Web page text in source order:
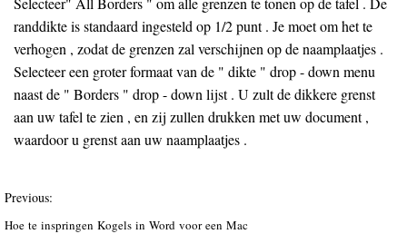
randdikte is standaard ingesteld op 1/2 punt . Je moet om het te
verhogen , zodat de grenzen zal verschijnen op de naamplaatjes .
Selecteer een groter formaat van de " dikte " drop - down menu
naast de " Borders " drop - down lijst . U zult de dikkere grenst
aan uw tafel te zien , en zij zullen drukken met uw document ,
waardoor u grenst aan uw naamplaatjes .
Previous:
Hoe te inspringen Kogels in Word voor een Mac